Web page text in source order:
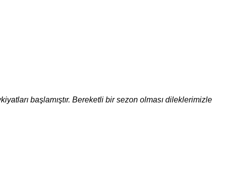
başlamıştır. Bereketli bir sezon olması dileklerimizle